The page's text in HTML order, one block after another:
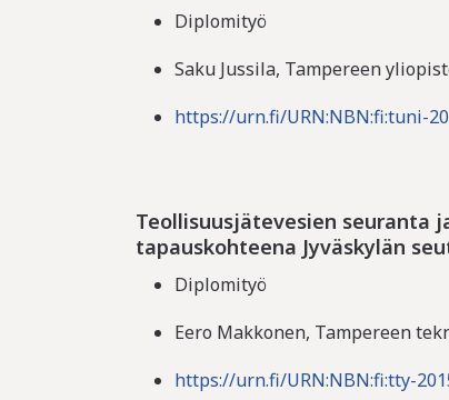
Diplomityö
Saku Jussila, Tampereen
https://urn.fi/URN:NBN:fi:tuni-
Teollisuusjätevesien seuranta
tapauskohteena Jyväskylän
Diplomityö
Eero Makkonen, Tampereen
https://urn.fi/URN:NBN:fi:tty-